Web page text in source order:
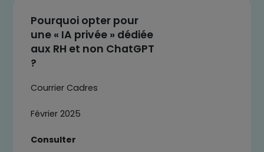
Pourquoi opter pour
une « IA privée » dédiée
aux RH et non ChatGPT
?
Courrier Cadres
Février 2025
Consulter